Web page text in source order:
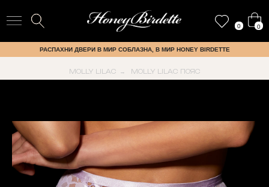
0 0
РАСПАХНИ ДВЕРИ В МИР СОБЛАЗНА, В МИР HONEY BIRDETTE
MOLLY LILAC → MOLLY LILAC ПОЯС